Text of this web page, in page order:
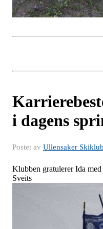
i dagens
Postet av Ullensaker
Klubben gratulerer Ida
Sveits